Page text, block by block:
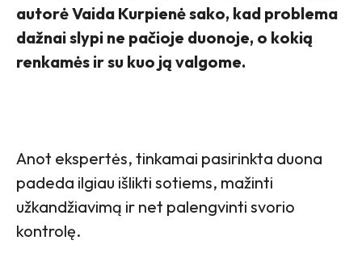
autorė Vaida Kurpienė sako, kad problema
dažnai slypi ne pačioje duonoje, o kokią
renkamės ir su kuo ją valgome.
Anot ekspertės, tinkamai pasirinkta duona
padeda ilgiau išlikti sotiems, mažinti
užkandžiavimą ir net palengvinti svorio
kontrolę.